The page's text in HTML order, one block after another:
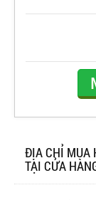
ĐỊA CHỈ MUA
TẠI CỬA